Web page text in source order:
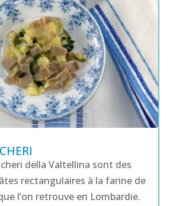
della Valtellina sont des
rectangulaires à la farine de
l’on retrouve en Lombardie.